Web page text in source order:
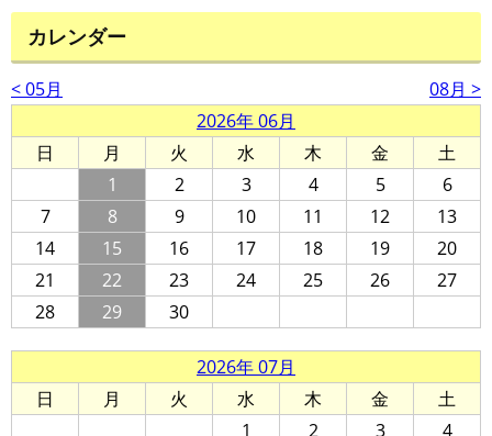
カレンダー
< 05月
08月 >
2026年 06月
日
月 火 水 木 金
土
1
2 3 4 5
6
7
8 9 10 11 12
13
14
15 16 17 18 19
20
21
22 23 24 25 26
27
28
29 30
2026年 07月
日
月 火 水 木 金
土
1
2 3
4